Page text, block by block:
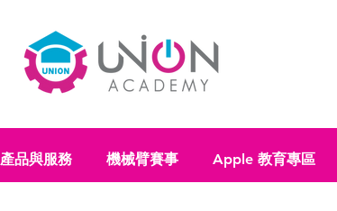
產品與服務 機械臂賽事 Apple 教育專區